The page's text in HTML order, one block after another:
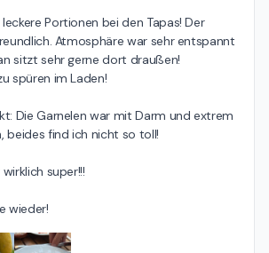
Portionen bei den Tapas! Der
Atmosphäre war sehr entspannt
sitzt sehr gerne dort draußen!
spüren im Laden!
Die Garnelen war mit Darm und extrem
beides find ich nicht so toll!
super!!!
wieder!